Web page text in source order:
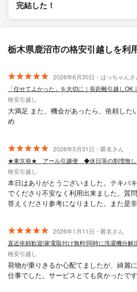
完結した！
栃木県鹿沼市の格安引越しを利
2026年6月30日・はっちゃんさ
格安引越し
大満足 また、機会があったら、依頼した
め
2026年5月31日・匿名さん
★東京発★ アール引越便 ◆休日等の割増無
格安引越し
本日はありがとうございました。テキパ
でくださり不安なく利用出来ました。質
答えくださり参考になりました。また是
2026年1月11日・匿名さん
格安引越し
荷物が乗りきるか心配てましたが、綺麗
仕事でした。サービスとても良かったです